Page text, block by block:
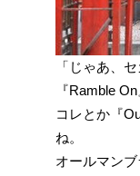
「じゃあ、
『Ramble
コレとか『
ね。
オールマン